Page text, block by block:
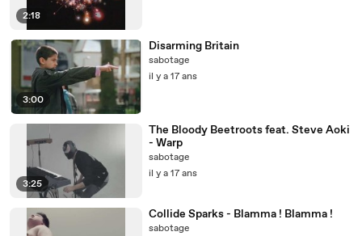
2:18
3:00
Disarming Britain
sabotage
il y a 17 ans
3:25
The Bloody Beetroots feat. Steve Aoki
- Warp
sabotage
il y a 17 ans
Collide Sparks - Blamma ! Blamma !
sabotage